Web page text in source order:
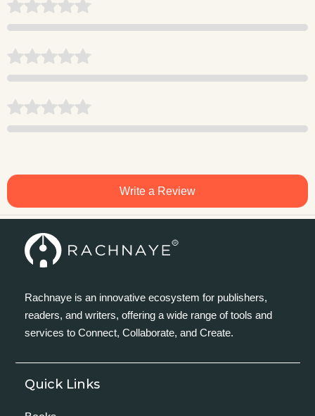
Write a Review
Rachnaye is an innovative ecosystem for publishers,
readers, and writers, offering a wide range of tools and
services to Connect, Collaborate, and Create.
Quick Links